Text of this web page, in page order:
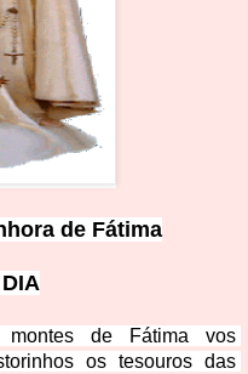
de Fátima
montes de Fátima vos
os tesouros das